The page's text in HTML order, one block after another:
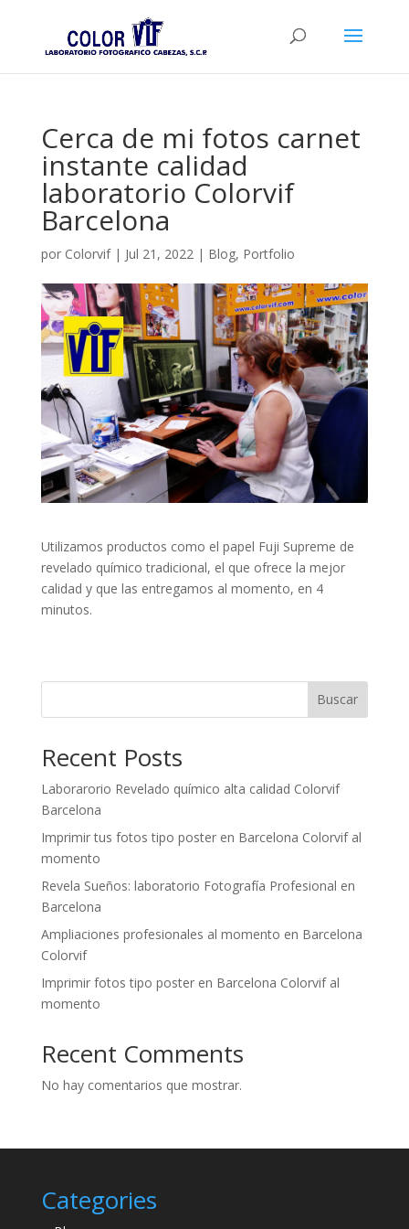
Cerca de mi fotos carnet
instante calidad
laboratorio Colorvif
Barcelona
por Colorvif| Jul 21, 2022| Blog, Portfolio
Utilizamos productos como el papel Fuji Supreme de
revelado químico tradicional, el que ofrece la mejor
calidad y que las entregamos al momento, en 4
minutos.
Buscar
Recent Posts
Laborarorio Revelado químico alta calidad Colorvif
Barcelona
Imprimir tus fotos tipo poster en Barcelona Colorvif al
momento
Revela Sueños: laboratorio Fotografía Profesional en
Barcelona
Ampliaciones profesionales al momento en Barcelona
Colorvif
Imprimir fotos tipo poster en Barcelona Colorvif al
momento
Recent Comments
No hay comentarios que mostrar.
Categories